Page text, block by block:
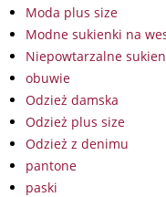
Moda plus size
Modne sukienki na
Niepowtarzalne
obuwie
Odzież damska
Odzież plus size
Odzież z denimu
pantone
paski